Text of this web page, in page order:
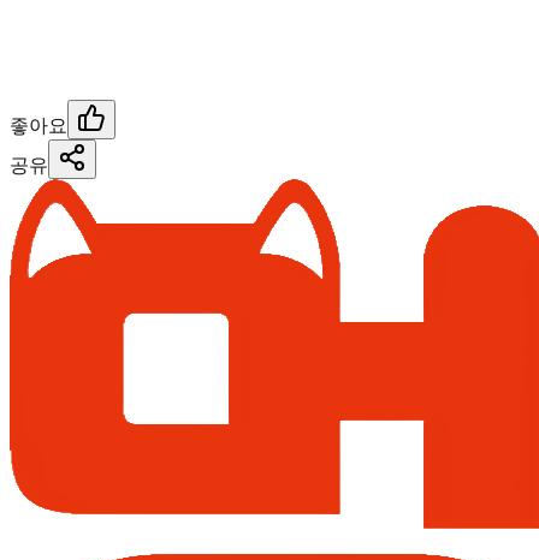
좋아요
공유